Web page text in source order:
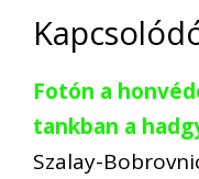
Fotón a
tankban a
Szalay-